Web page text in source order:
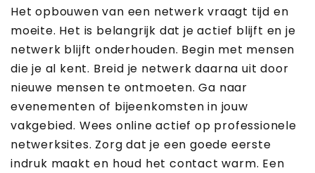
Het opbouwen van een netwerk vraagt tijd en
moeite. Het is belangrijk dat je actief blijft en je
netwerk blijft onderhouden. Begin met mensen
die je al kent. Breid je netwerk daarna uit door
nieuwe mensen te ontmoeten. Ga naar
evenementen of bijeenkomsten in jouw
vakgebied. Wees online actief op professionele
netwerksites. Zorg dat je een goede eerste
indruk maakt en houd het contact warm. Een